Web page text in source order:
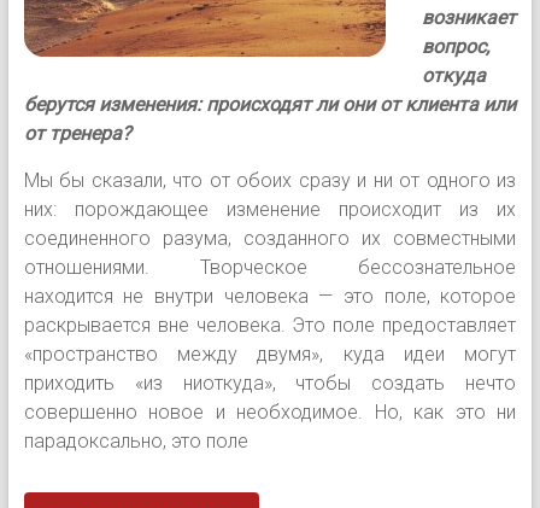
возникает
вопрос,
откуда
берутся изменения: происходят ли они от клиента или
от тренера?
Мы бы сказали, что от обоих сразу и ни от одного из
них: порождающее изменение происходит из их
соединенного разума, созданного их совместными
отношениями. Творческое бессознательное
находится не внутри человека — это поле, которое
раскрывается вне человека. Это поле предоставляет
«пространство между двумя», куда идеи могут
приходить «из ниоткуда», чтобы создать нечто
совершенно новое и необходимое. Но, как это ни
парадоксально, это поле